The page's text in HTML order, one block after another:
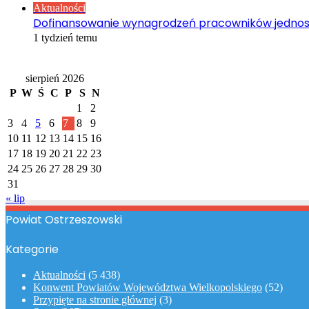
Aktualności
Dofinansowanie wynagrodzeń pracowników
1 tydzień temu
sierpień 2026
P W Ś C P S N
1
2
3
4 5 6 7 8
9
10 11 12 13 14 15 16
17 18 19 20 21 22 23
24 25 26 27 28 29 30
31
« lip
Powiat Ostrzeszowski
Kategorie
Aktualności (5 438)
Konwent Powiatów Województwa Wielkopolskiego (52)
Przypięte na stronie głównej (3)